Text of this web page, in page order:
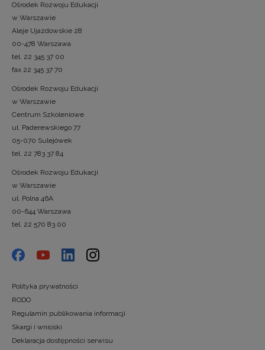
Ośrodek Rozwoju Edukacji
w Warszawie
Aleje Ujazdowskie 28
00-478 Warszawa
tel. 22 345 37 00
fax 22 345 37 70
Ośrodek Rozwoju Edukacji
w Warszawie
Centrum Szkoleniowe
ul. Paderewskiego 77
05-070 Sulejówek
tel. 22 783 37 84
Ośrodek Rozwoju Edukacji
w Warszawie
ul. Polna 46A
00-644 Warszawa
tel. 22 570 83 00
Polityka prywatności
RODO
Regulamin publikowania informacji
Skargi i wnioski
Deklaracja dostępności serwisu